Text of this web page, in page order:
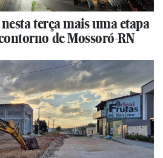
terça mais uma etapa
de Mossoró-RN